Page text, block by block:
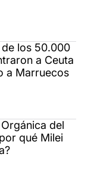
de los 50.000
a Ceuta
a Marruecos
del
qué Milei